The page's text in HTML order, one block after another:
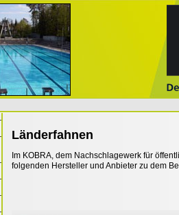
Länderfahnen
Im KOBRA, dem Nachschlagewerk für
folgenden Hersteller und Anbieter zu dem